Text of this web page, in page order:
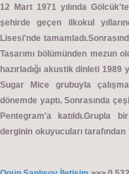
12 Mart 1971 yılında
şehirde geçen ilkokul
Lisesi'nde
Tasarımı bölümünden mezun
hazırladığı akustik dinleti 1989
Sugar Mice grubuyla
dönemde yaptı. Sonrasında
Pentegram'a katıldı.Grupla
derginin okuyucuları tarafından